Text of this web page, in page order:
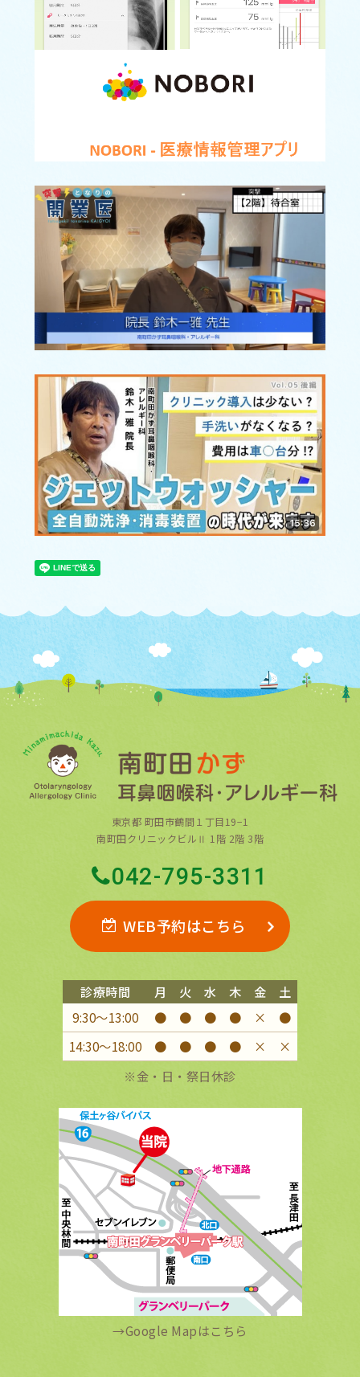
東京都 町田市鶴間１丁目19−1
南町田クリニックビルⅡ 1階 2階 3階
042-795-3311
WEB予約はこちら
診療時間 月 火 水 木 金
土
9:30〜13:00
● ● ● ● ×
●
14:30〜18:00
● ● ● ● ×
×
※金・日・祭日休診
→Google Mapはこちら